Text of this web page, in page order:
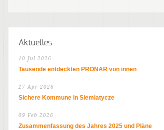
Aktuelles
10 Jul 2026
Tausende entdeckten PRONAR von innen
27 Apr 2026
Sichere Kommune in Siemiatycze
09 Feb 2026
Zusammenfassung des Jahres 2025 und Pläne